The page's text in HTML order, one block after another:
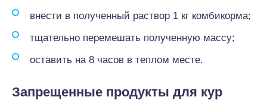
внести в полученный раствор 1 кг комбикорма;
тщательно перемешать полученную массу;
оставить на 8 часов в теплом месте.
Запрещенные продукты для кур